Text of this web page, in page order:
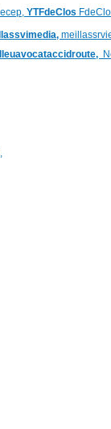
YTFdeClos
,